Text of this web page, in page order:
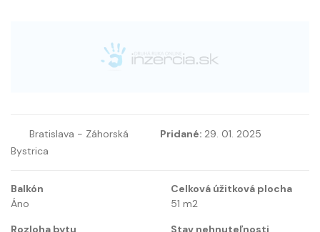
Bratislava - Záhorská
Bystrica
Pridané: 29. 01. 2025
Balkón
Áno
Celková úžitková plocha
51 m2
Rozloha bytu
Stav nehnuteľnosti